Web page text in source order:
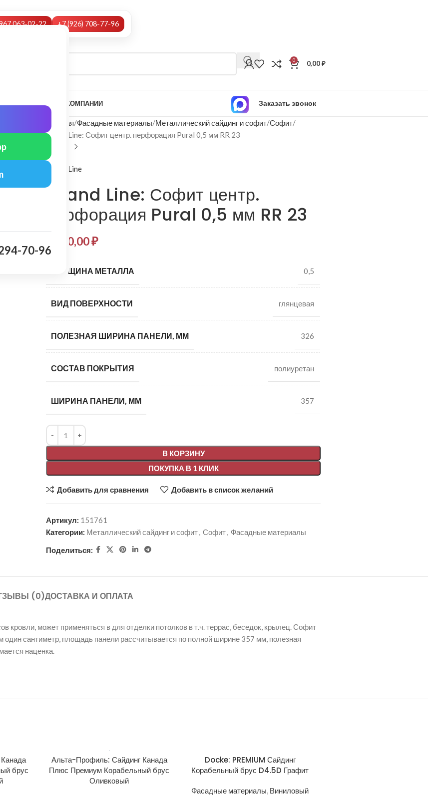
70-96
063-02-22 +7 (926) 708-77-96
0 0,00₽
О КОМПАНИИ Заказать звонок
Главная Фасадные материалы Металлический сайдинг и софит Софит
Grand Line: Софит центр. перфорация Pural 0,5 мм RR 23
Grand Line
Grand Line: Софит центр.
перфорация Pural 0,5 мм RR 23
5 710,00₽
ТОЛЩИНА МЕТАЛЛА 0,5
ВИД ПОВЕРХНОСТИ глянцевая
ПОЛЕЗНАЯ ШИРИНА ПАНЕЛИ, ММ 326
СОСТАВ ПОКРЫТИЯ полиуретан
ШИРИНА ПАНЕЛИ, ММ 357
В КОРЗИНУ
ПОКУПКА В 1 КЛИК
Alternative:
Добавить для сравнения Добавить в список желаний
Артикул: 151761
Категории: Металлический сайдинг и софит, Софит, Фасадные материалы
Поделиться:
(0)ДОСТАВКА И ОПЛАТА
может применяться в для отделки потолков в т.ч. террас, беседок, крылец. Софит
один сантиметр, площадь панели рассчитывается по полной ширине 357 мм, полезная
наценка.
брус
Альта-Профиль: Сайдинг Канада
Плюс Премиум Корабельный брус
Оливковый
Docke: PREMIUM Сайдинг
Корабельный брус D4.5D Графит
Фасадные материалы, Виниловый